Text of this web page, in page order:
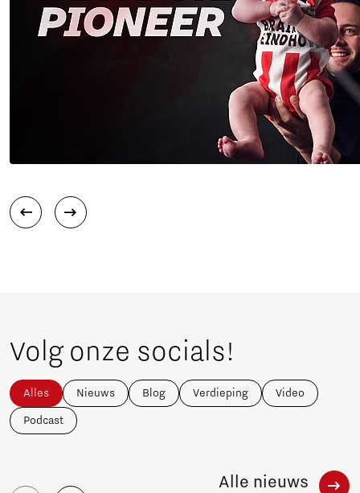
Volg onze socials!
Alles Nieuws Blog Verdieping Video
Podcast
Alle nieuws